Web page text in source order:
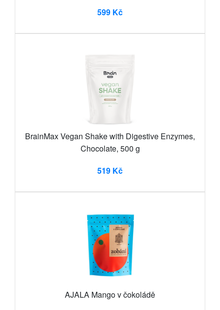
599 Kč
BrainMax Vegan Shake with Digestive Enzymes,
Chocolate, 500 g
519 Kč
AJALA Mango v čokoládě